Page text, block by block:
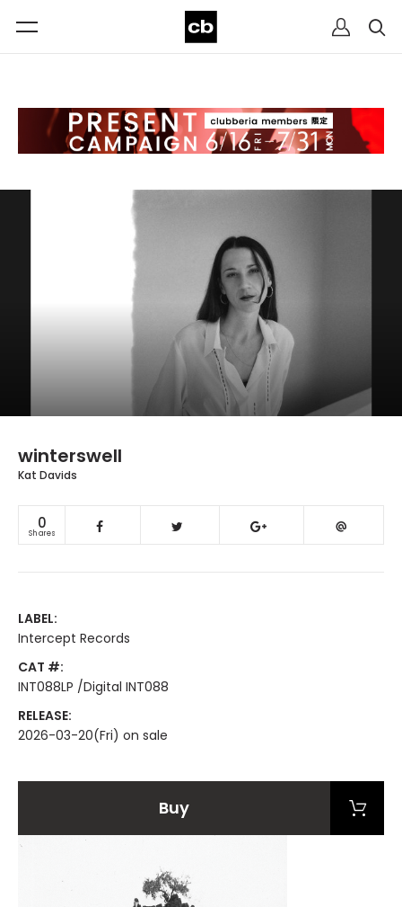
winterswell
Kat Davids
0
Shares
LABEL:
Intercept Records
CAT #:
INT088LP /Digital INT088
RELEASE:
2026-03-20(Fri) on sale
Buy